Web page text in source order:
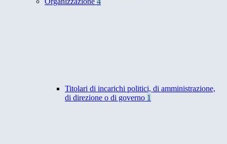
Titolari di incarichi politici, di amministrazione,
di direzione o di governo 1